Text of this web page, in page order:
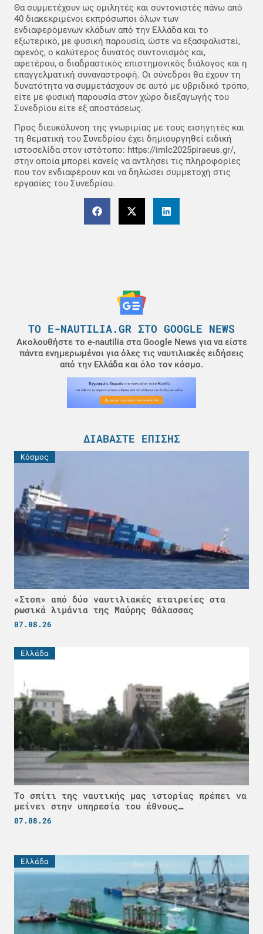
Θα συμμετέχουν ως ομιλητές και συντονιστές πάνω από
40 διακεκριμένοι εκπρόσωποι όλων των
ενδιαφερόμενων κλάδων από την Ελλάδα και το
εξωτερικό, με φυσική παρουσία, ώστε να εξασφαλιστεί,
αφενός, ο καλύτερος δυνατός συντονισμός και,
αφετέρου, ο διαδραστικός επιστημονικός διάλογος και η
επαγγελματική συναναστροφή. Οι σύνεδροι θα έχουν τη
δυνατότητα να συμμετάσχουν σε αυτό με υβριδικό τρόπο,
είτε με φυσική παρουσία στον χώρο διεξαγωγής του
Συνεδρίου είτε εξ αποστάσεως.
Προς διευκόλυνση της γνωριμίας με τους εισηγητές και
τη θεματική του Συνεδρίου έχει δημιουργηθεί ειδική
ιστοσελίδα στον ιστότοπο: https://imlc2025piraeus.gr/,
στην οποία μπορεί κανείς να αντλήσει τις πληροφορίες
που τον ενδιαφέρουν και να δηλώσει συμμετοχή στις
εργασίες του Συνεδρίου.
ΤΟ E-NAUTILIA.GR ΣΤΟ GOOGLE NEWS
Ακολουθήστε το e-nautilia στα Google News για να είστε
πάντα ενημερωμένοι για όλες τις ναυτιλιακές ειδήσεις
από την Ελλάδα και όλο τον κόσμο.
ΔΙΑΒΆΣΤΕ ΕΠΊΣΗΣ
Κόσμος
«Στοπ» από δύο ναυτιλιακές εταιρείες στα
ρωσικά λιμάνια της Μαύρης Θάλασσας
07.08.26
Ελλάδα
Το σπίτι της ναυτικής μας ιστορίας πρέπει να
μείνει στην υπηρεσία του έθνους…
07.08.26
Ελλάδα